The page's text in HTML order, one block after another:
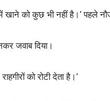
को कुछ भी नहीं है।’ पहले
जवाब दिया।
को रोटी देता है।’